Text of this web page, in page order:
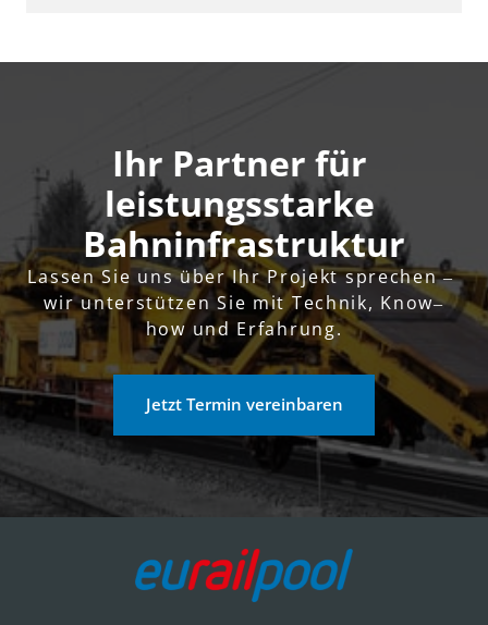
Ihr Partner für
leistungsstarke
Bahninfrastruktur
Lassen Sie uns über Ihr Projekt sprechen ‒
wir unterstützen Sie mit Technik, Know‒
how und Erfahrung.
Jetzt Termin vereinbaren